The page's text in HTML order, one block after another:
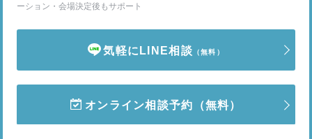
ーション・会場決定後もサポート
気軽にLINE相談 （無料）
オンライン相談予約 （無料）